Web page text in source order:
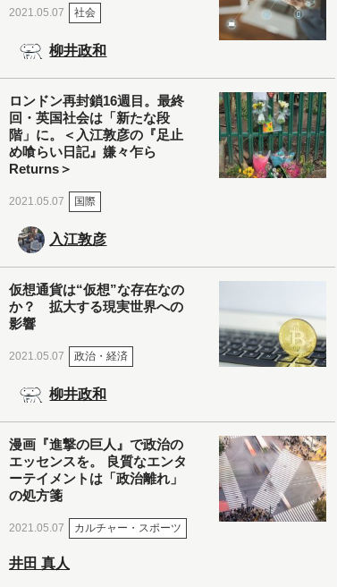
2021.05.07 社会
柳井政和
ロンドン再封鎖16週目。最終
回・英国社会は「新たな段
階」に。＜入江敦彦の『足止
め喰らい日記』嫌々乍ら
Returns＞
2021.05.07 国際
入江敦彦
仮想通貨は“仮想”な存在なの
か？ 拡大する現実世界への
影響
2021.05.07 政治・経済
柳井政和
漫画『進撃の巨人』で政治の
エッセンスを。 良質なエンタ
ーテイメントは「政治離れ」
の処方箋
2021.05.07 カルチャー・スポーツ
井田 真人